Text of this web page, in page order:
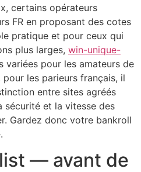
certains opérateurs
FR en proposant des cotes
pratique et pour ceux qui
plus larges, win-unique-
variées pour les amateurs de
les parieurs français, il
entre sites agréés
et la vitesse des
Gardez donc votre bankroll
— avant de